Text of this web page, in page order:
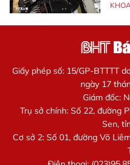
Giấy phép số: 15/GP-BTTTT
ngày 17
Giám đốc:
Trụ sở chính: Số 22, đường
Sen,
Cơ sở 2: Số 01, đường Võ